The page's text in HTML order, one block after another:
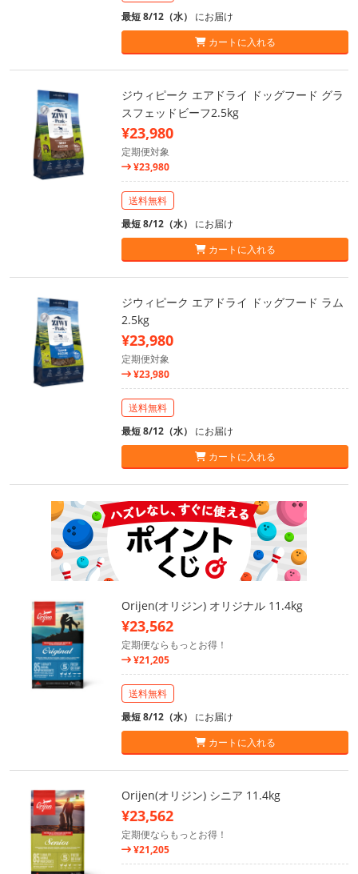
最短 8/12（水） にお届け
カートに入れる
ジウィピーク エアドライ ドッグフード グラ
スフェッドビーフ2.5kg
¥23,980
定期便対象
¥23,980
送料無料
最短 8/12（水） にお届け
カートに入れる
ジウィピーク エアドライ ドッグフード ラム
2.5kg
¥23,980
定期便対象
¥23,980
送料無料
最短 8/12（水） にお届け
カートに入れる
Orijen(オリジン) オリジナル 11.4kg
¥23,562
定期便ならもっとお得！
¥21,205
送料無料
最短 8/12（水） にお届け
カートに入れる
Orijen(オリジン) シニア 11.4kg
¥23,562
定期便ならもっとお得！
¥21,205